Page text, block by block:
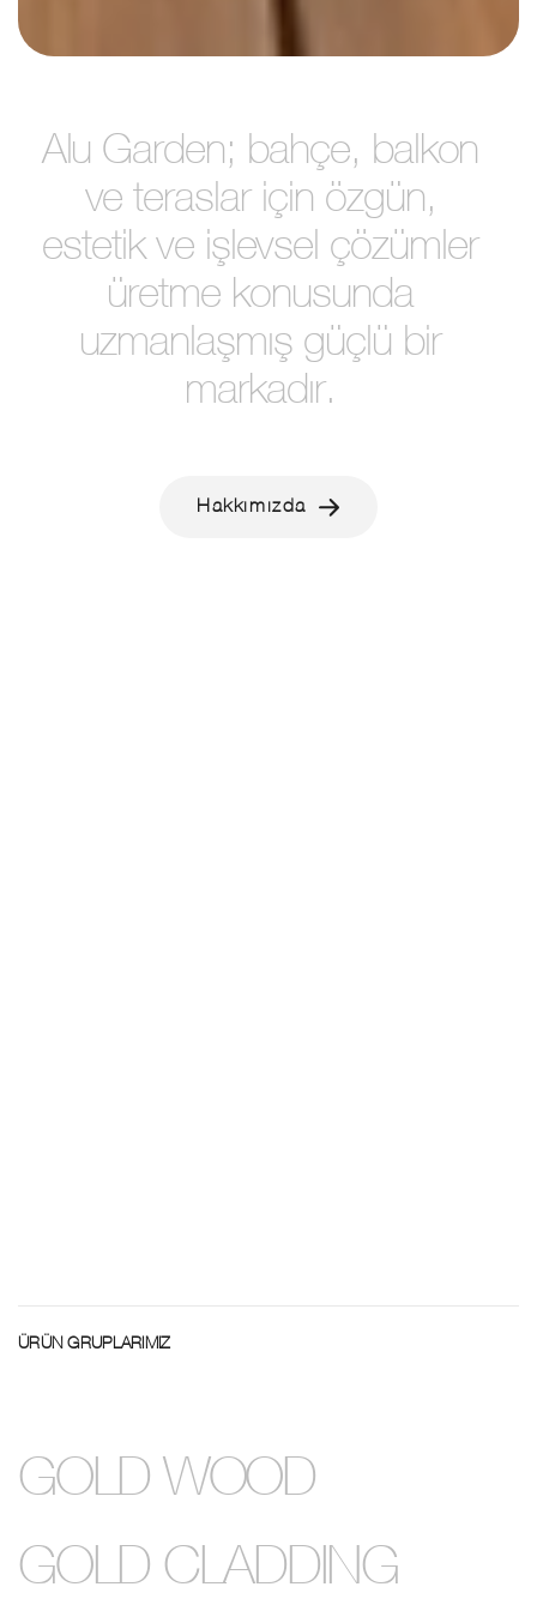
Alu Garden; bahçe, bal kon
ve terasar için özgün,
estetik ve işlevse çözüm er
üretme konusunda
uzman aşmış güçl ü bir
markadır.
Hakkımızda
ÜRÜN GRUPLARIMIZ
GOLD WOOD
GOLD CLADDING